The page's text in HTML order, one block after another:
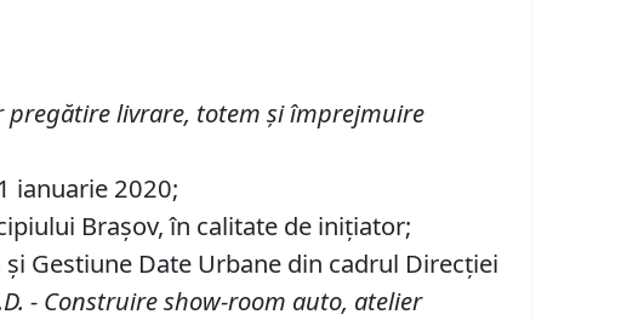
livrare, totem şi împrejmuire
ianuarie 2020;
Braşov, în calitate de iniţiator;
Gestiune Date Urbane din cadrul Direcției
D. - Construire show-room auto, atelier